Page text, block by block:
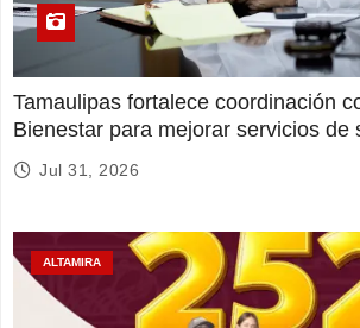
Tamaulipas fortalece coordinación
Bienestar para mejorar servicios de
Jul 31, 2026
ALTAMIRA